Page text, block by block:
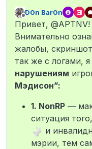
ds -
Не
1:30 -
Типок
сортир
Не в сети
D0n Bar0n
Привет, @APTNV!
Внимательно
жалобы,
так же с логами,
нарушениям
Мэдисон”:
1. NonRP —
ситуация
и
мэрии, тем